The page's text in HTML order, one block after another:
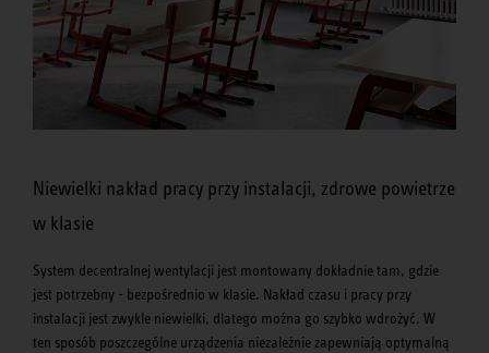
Niewielki nakład pracy przy instalacji, zdrowe powietrze
w klasie
System decentralnej wentylacji jest montowany dokładnie tam, gdzie
jest potrzebny - bezpośrednio w klasie. Nakład czasu i pracy przy
instalacji jest zwykle niewielki, dlatego można go szybko wdrożyć. W
ten sposób poszczególne urządzenia niezależnie zapewniają optymalną